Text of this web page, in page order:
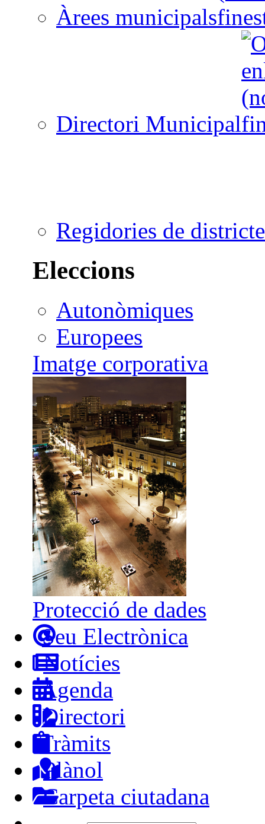
Àrees municipals
Directori Municipal
Regidories de districte
Eleccions
Autonòmiques
Europees
Imatge corporativa
Protecció de dades
Seu Electrònica
Notícies
Agenda
Directori
Tràmits
Plànol
Carpeta ciutadana